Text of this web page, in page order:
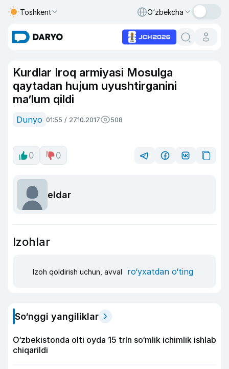
Toshkent O‘zbekcha
Kurdlar Iroq armiyasi Mosulga
qaytadan hujum uyushtirganini
ma’lum qildi
Dunyo 01:55 / 27.10.2017 508
0 0
eldar
Izohlar
Izoh qoldirish uchun, avval ro‘yxatdan o‘ting
So‘nggi yangiliklar
O‘zbekistonda olti oyda 15 trln so‘mlik ichimlik ishlab
chiqarildi